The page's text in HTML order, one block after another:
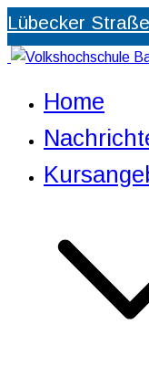
Zum
springen
Lübecker
Volkshochschule Bad
Partner für
Home